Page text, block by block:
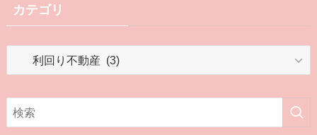
カテゴリ
リ